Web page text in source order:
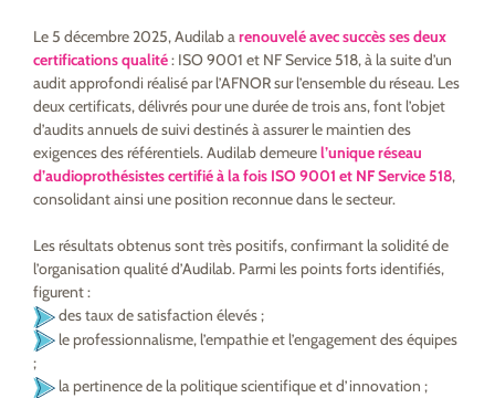
Le 5 décembre 2025, Audilab arenouvelé avec succès ses deux
certifications qualité: ISO 9001 et NF Service 518, à la suite d’un
audit approfondi réalisé par l’AFNOR sur l’ensemble du réseau. Les
deux certificats, délivrés pour une durée de trois ans, font l’objet
d’audits annuels de suivi destinés à assurer le maintien des
exigences des référentiels. Audilab demeurel’unique réseau
d’audioprothésistes certifié à la fois ISO 9001 et NF Service 518,
consolidant ainsi une position reconnue dans le secteur.
Les résultats obtenus sont très positifs, confirmant la solidité de
l’organisation qualité d’Audilab. Parmi les points forts identifiés,
figurent :
des taux de satisfaction élevés ;
le professionnalisme, l’empathie et l’engagement des équipes
;
la pertinence de la politique scientifique et d’innovation ;